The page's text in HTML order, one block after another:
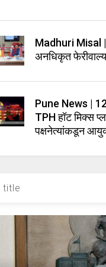
Madhuri Misal |
अनधिकृत
Pune News |
TPH हॉट मिक्स
पक्षनेत्यांकडून